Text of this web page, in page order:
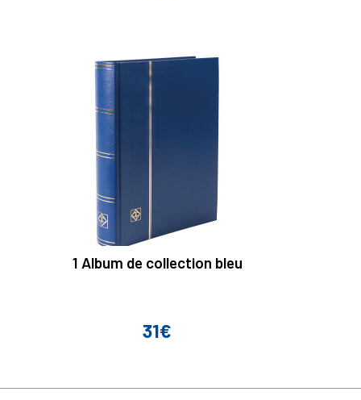
1 Album de collection bleu
Prix
31€